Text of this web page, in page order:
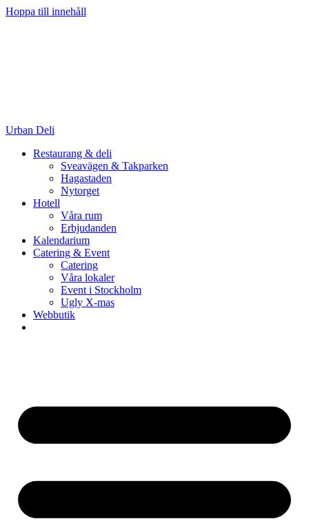
Hoppa till innehåll
Urban Deli
Restaurang & deli
Sveavägen & Takparken
Hagastaden
Nytorget
Hotell
Våra rum
Erbjudanden
Kalendarium
Catering & Event
Catering
Våra lokaler
Event i Stockholm
Ugly X-mas
Webbutik